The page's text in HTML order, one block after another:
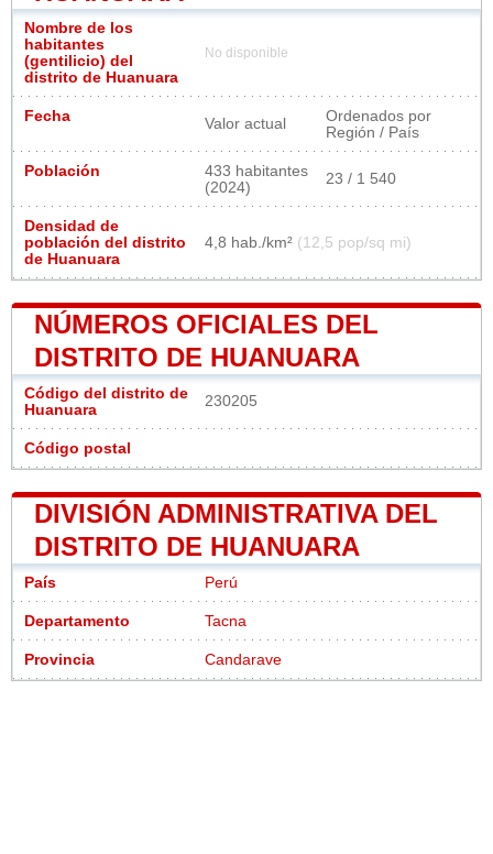
Nombre de los
habitantes
(gentilicio) del
distrito de Huanuara
No disponible
Fecha Valor actual
Ordenados por
Región / País
Población
433 habitantes
(2024)
23 / 1 540
Densidad de
población del distrito
de Huanuara
4,8 hab./km² (12,5 pop/sq mi)
NÚMEROS OFICIALES DEL
DISTRITO DE HUANUARA
Código del distrito de
Huanuara
230205
Código postal
DIVISIÓN ADMINISTRATIVA DEL
DISTRITO DE HUANUARA
País Perú
Departamento Tacna
Provincia Candarave